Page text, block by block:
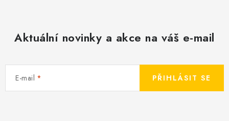
Aktuální novinky a akce na váš e-mail
E-mail PŘIHLÁSIT SE